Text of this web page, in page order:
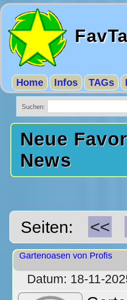
Home Infos TAGs
Suchen:
Neue
News
Seiten: <<
Gartenoasen von Profis
Datum: 18-11-